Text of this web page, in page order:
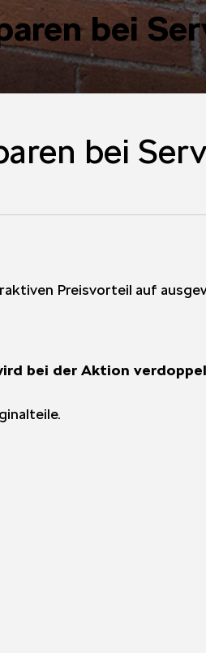
bei
bei
Preisvorteil auf
bei der Aktion